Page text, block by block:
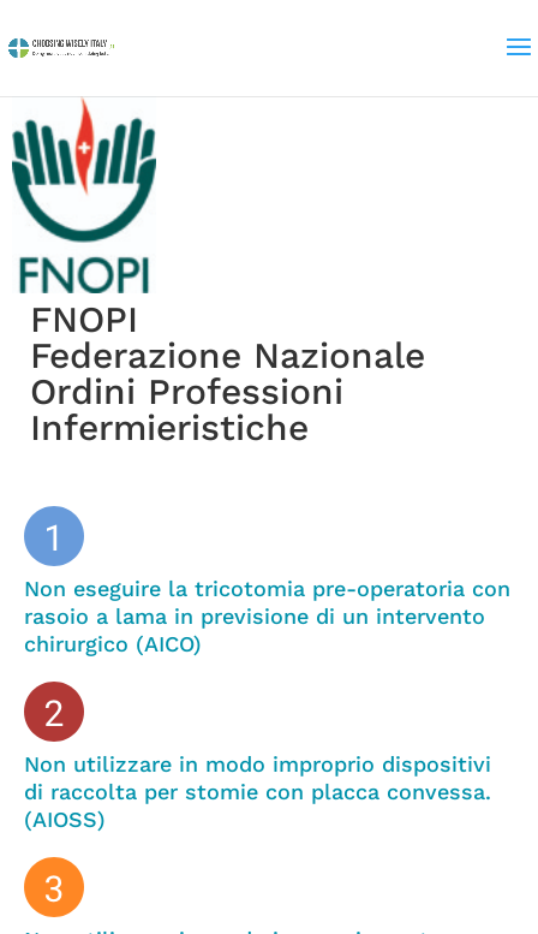
FNOPI
Federazione Nazionale
Ordini Professioni
Infermieristiche
Non eseguire la tricotomia pre-operatoria con
rasoio a lama in previsione di un intervento
chirurgico (AICO)
Non utilizzare in modo improprio dispositivi
di raccolta per stomie con placca convessa.
(AIOSS)